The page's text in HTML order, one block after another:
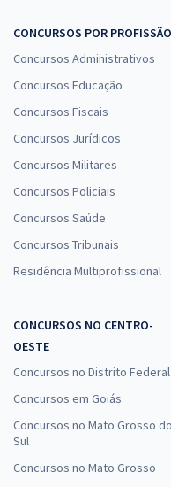
CONCURSOS POR PROFISSÃO
Concursos Administrativos
Concursos Educação
Concursos Fiscais
Concursos Jurídicos
Concursos Militares
Concursos Policiais
Concursos Saúde
Concursos Tribunais
Residência Multiprofissional
CONCURSOS NO CENTRO-
OESTE
Concursos no Distrito Federal
Concursos em Goiás
Concursos no Mato Grosso do
Sul
Concursos no Mato Grosso